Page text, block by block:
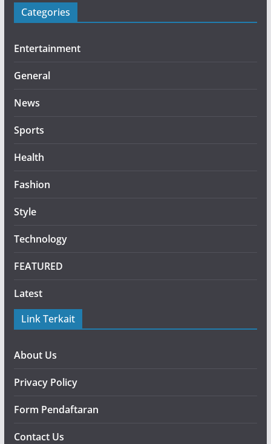
Categories
Entertainment
General
News
Sports
Health
Fashion
Style
Technology
FEATURED
Latest
Link Terkait
About Us
Privacy Policy
Form Pendaftaran
Contact Us